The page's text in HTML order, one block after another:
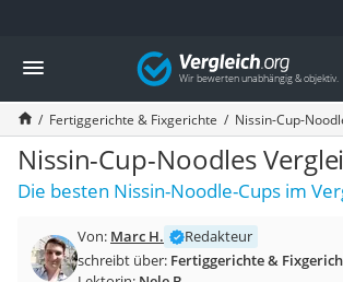
Die beliebtesten Vergleiche nach Kategorie
Lebensmittel
Schwarzkümmelöl
Knäckebrot
Schwarzkümmelöl-Kapseln
Manukahonig
Eiklar
Balsamico-Essig
Schwarzkümmelöl bio
Vergleich
Fertiggerichte & Fixgerichte Nissin-Cup-
Nissin-Cup-Noodles
Die besten Nissin-Noodle-Cups im
Von: Marc H.
Redakteur
schreibt über: Fertiggerichte &